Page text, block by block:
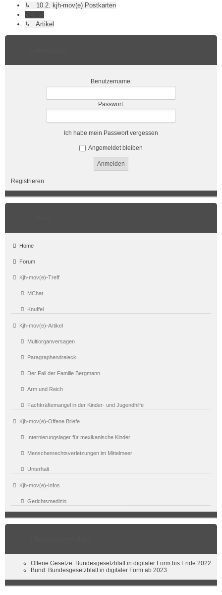
↳ 10.2. kjh-mov(e) Postkarten
↳ Artikel
Benutzername:
Passwort:
Ich habe mein Passwort vergessen
Angemeldet bleiben
Registrieren
Home
Forum
Kjh-mov(e)-Treff
MChat
Knuffel
Kjh-mov(e)-Artikel
Multiorganversagen
Paragraphendreieck
Der Fall der Familie Bergmann
Arm und Reich
Fachkräftemangel in der Kinder- und Jugendhilfe
Kjh-mov(e)-Offene Briefe
Internierungslager für mexikanische Kinder
Menschenrechtsverletzungen im Mittelmeer
Unterhalt
Kjh-mov(e)-Infos
Gerichtsmedizin
Offene Gesetze: Bundesgesetzblatt in digitaler Form bis Ende 2022
Bund: Bundesgesetzblatt in digitaler Form ab 2023